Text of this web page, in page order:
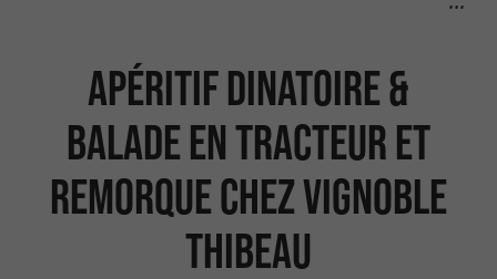
Apéritif dinatoire &
Balade en tracteur et
remorque chez Vignoble
Thibeau